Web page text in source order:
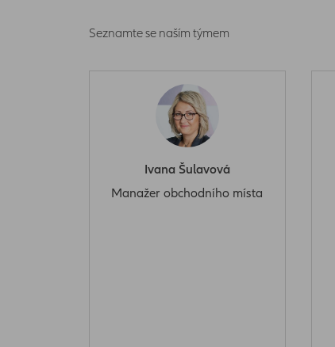
Seznamte se naším týmem
Ivana Šulavová
Manažer obchodního místa